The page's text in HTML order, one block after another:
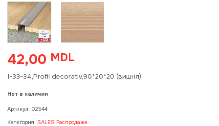
42,00 MDL
1-33-34,Profil decorativ,90*20*20 (вишня)
Нет в наличии
Артикул: 02544
Категория: SALES Распродажа